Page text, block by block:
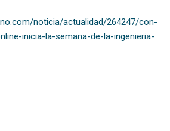
noticia/actualidad/264247/con-
inicia-la-semana-de-la-ingenieria-